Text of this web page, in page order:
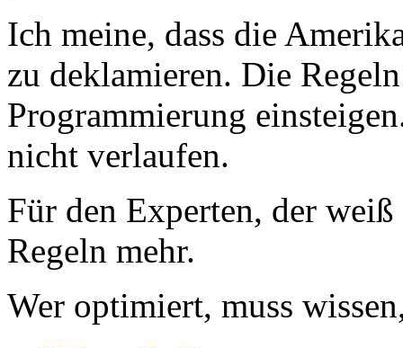
Ich meine, dass die
zu deklamieren. Die
Programmierung
nicht verlaufen.
Für den Experten, der
Regeln mehr.
Wer optimiert, muss